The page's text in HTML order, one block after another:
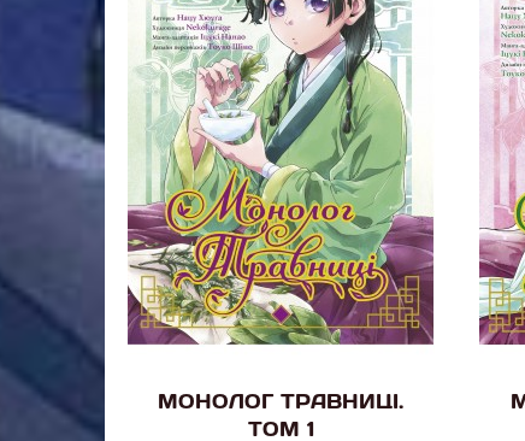
МОНОЛОГ ТРАВНИЦІ.
ТОМ 1